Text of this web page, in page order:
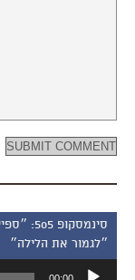
״לגמור את הלילה״